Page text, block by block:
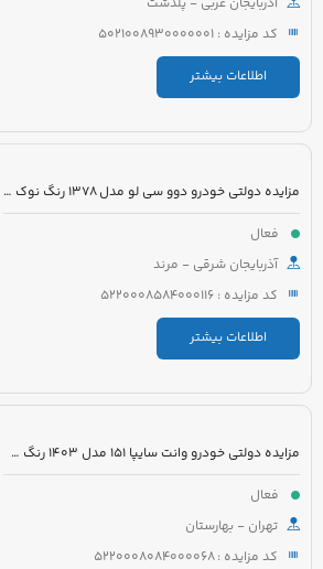
کد مزایده : 5021008930000001
اطلاعات بیشتر
مزایده دولتی خودرو دوو سی لو مدل 1378 رنگ نوک مدادی
فعال
آذربایجان شرقی - مرند
کد مزایده : 5220008584000116
اطلاعات بیشتر
مزایده دولتی خودرو وانت سایپا 151 مدل 1403 رنگ سفید روغنی
فعال
تهران - بهارستان
کد مزایده : 5220008084000068